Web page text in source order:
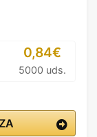
0,84€
5000 uds.